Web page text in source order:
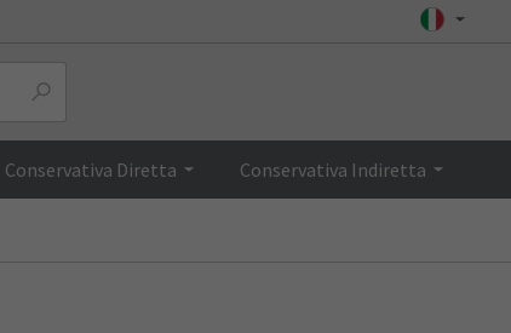
Conservativa Diretta Conservativa Indiretta